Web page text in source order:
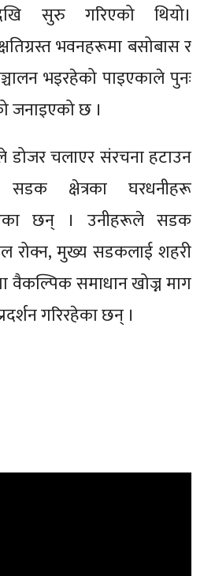
सुरु गरिएको थियो।
भवनहरूमा बसोबास र
भइरहेको पाइएकाले पुनः
जनाइएको छ ।
चलाएर संरचना हटाउन
क्षेत्रका घरधनीहरू
छन् । उनीहरूले सडक
रोक्न, मुख्य सडकलाई शहरी
वैकल्पिक समाधान खोज्न माग
गरिरहेका छन् ।